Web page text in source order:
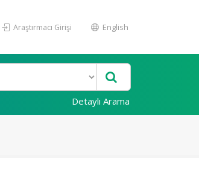
Araştırmacı Girişi English
Detaylı Arama